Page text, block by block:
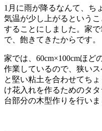
1月に雨が降るなんて、ち
気温が少し上がるという
することにしました。家
で、飽きてきたからです。
家では、60cm×100cmほど
作業しているので、狭い
と堅い粘土を合わせてち
け花入れを作るためのタ
台部分の木型作りを行いま